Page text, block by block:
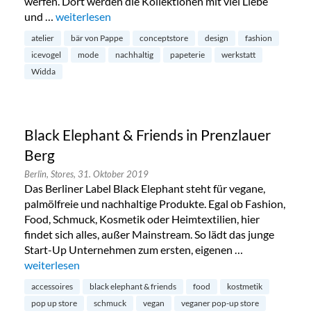
und … „Widda Conceptstore in Friedrichshain“
weiterlesen
atelier bär von Pappe conceptstore design
fashion
icevogel
mode nachhaltig papeterie
werkstatt
Widda
Black Elephant & Friends in Prenzlauer
Berg
Berlin, Stores, 31. Oktober 2019
Das Berliner Label Black Elephant steht für vegane,
palmölfreie und nachhaltige Produkte. Egal ob Fashion,
Food, Schmuck, Kosmetik oder Heimtextilien, hier
findet sich alles, außer Mainstream. So lädt das junge
Start-Up Unternehmen zum ersten, eigenen …
„Black Elephant & Friends in Prenzlauer Berg“
weiterlesen
accessoires black elephant & friends food
kostmetik
pop up store
schmuck vegan veganer pop-up store